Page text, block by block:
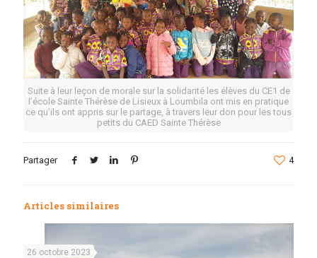
Suite à leur leçon de morale sur la solidarité les élèves du CE1 de
l’école Sainte Thérèse de Lisieux à Loumbila ont mis en pratique
ce qu’ils ont appris sur le partage, à travers leur don pour les tous
petits du CAED Sainte Thérèse
Partager 4
Articles similaires
26 octobre 2023